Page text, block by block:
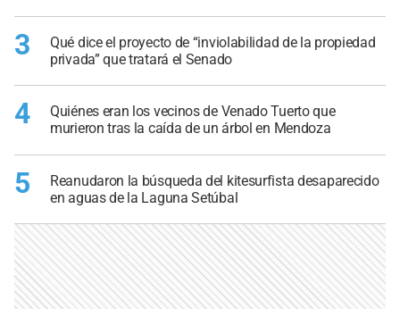
3
Qué dice el proyecto de “inviolabilidad de la propiedad
privada” que tratará el Senado
4
Quiénes eran los vecinos de Venado Tuerto que
murieron tras la caída de un árbol en Mendoza
5
Reanudaron la búsqueda del kitesurfista desaparecido
en aguas de la Laguna Setúbal